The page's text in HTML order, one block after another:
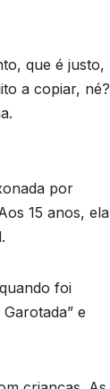
que é justo,
a copiar, né?
por
15 anos, ela
foi
e